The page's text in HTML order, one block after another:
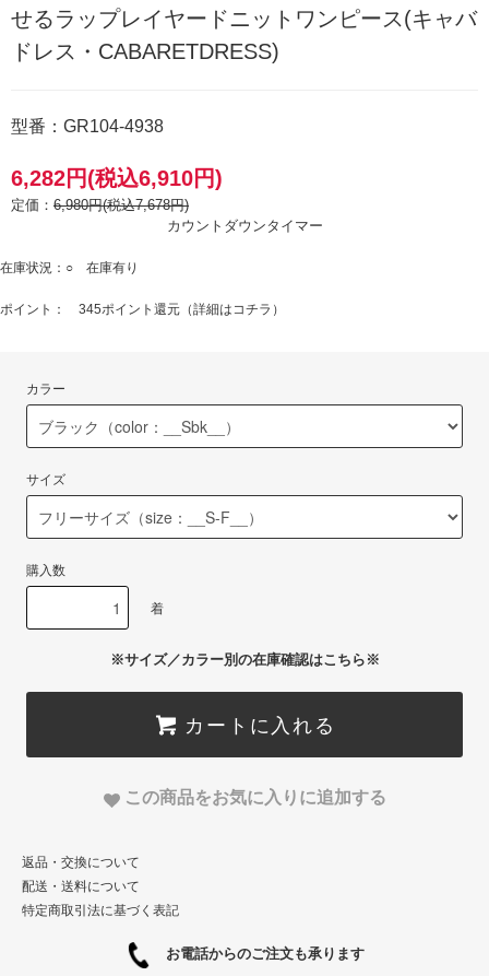
せるラップレイヤードニットワンピース(キャバ
ドレス・CABARETDRESS)
型番：GR104-4938
6,282円(税込6,910円)
定価： 6,980円(税込7,678円)
カウントダウンタイマー
在庫状況：○ 在庫有り
ポイント： 345ポイント還元（詳細はコチラ ）
カラー
サイズ
購入数
着
※サイズ／カラー別の在庫確認はこちら※
カートに入れる
この商品をお気に入りに追加する
返品・交換について
配送・送料について
特定商取引法に基づく表記
お電話からのご注文も承ります